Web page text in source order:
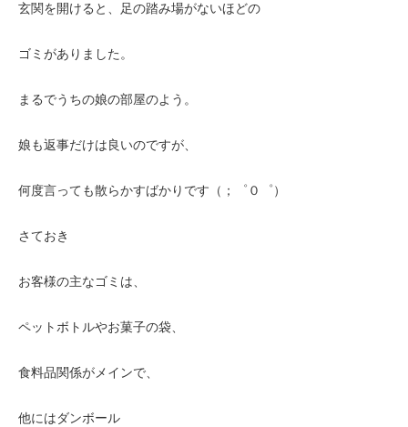
玄関を開けると、足の踏み場がないほどの
ゴミがありました。
まるでうちの娘の部屋のよう。
娘も返事だけは良いのですが、
何度言っても散らかすばかりです（；゜０゜）
さておき
お客様の主なゴミは、
ペットボトルやお菓子の袋、
食料品関係がメインで、
他にはダンボール